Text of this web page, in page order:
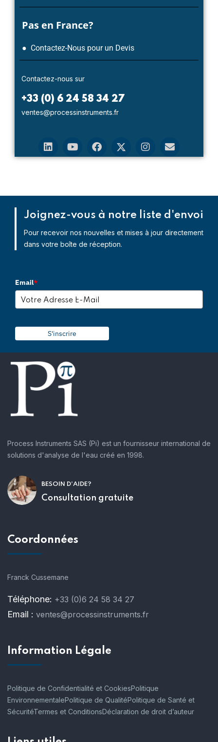
Pas en France?
● Contactez-Nous pour un Devis
Contactez-nous sur
+33 (0) 6 24 58 34 27
ventes@processinstruments.fr
Joignez-vous à notre liste d'envoi
Pour recevoir nos nouvelles et mises à jour directement
dans votre boîte de réception.
Email*
S'inscrire
Process Instruments SAS (Pi) est un fournisseur international de
solutions d'analyse de l'eau créé en 1998.
BESOIN D'AIDE?
Consultation gratuite
Coordonnées
Franck Cussemane
Téléphone: +33 (0)6 24 58 34 27
Email : ventes@processinstruments.fr
Information Légale
Politique de Confidentialité et CookiesPolitique
EnvironnementalePolitique de QualitéPolitique de Santé et
SécuritéTermes et ConditionsDéclaration de droit d’auteur